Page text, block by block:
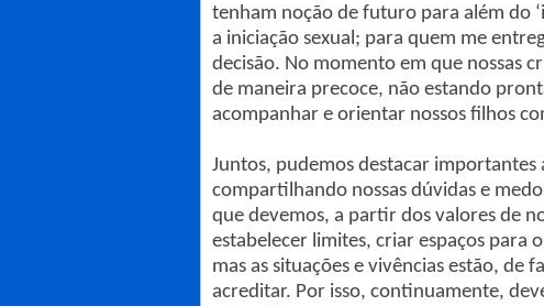
tenham noção de futuro para além do
a iniciação sexual; para quem me
decisão. No momento em que nossas
de maneira precoce, não estando
acompanhar e orientar nossos filhos
Juntos, pudemos destacar importantes
compartilhando nossas dúvidas e
que devemos, a partir dos valores de
estabelecer limites, criar espaços para
mas as situações e vivências estão, de
acreditar. Por isso, continuamente,